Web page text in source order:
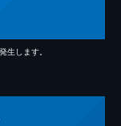
します。